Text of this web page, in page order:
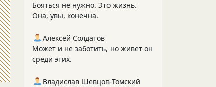
Бояться не нужно. Это жизнь.
Она, увы, конечна.
Алексей Солдатов
Может и не заботить, но живет он
среди этих.
Владислав Шевцов-Томский